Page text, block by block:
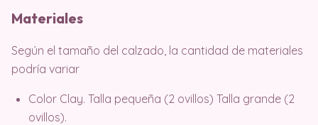
Materiales
Según el tamaño del calzado, la cantidad de materiales
podría variar
Color Clay. Talla pequeña (2 ovillos) Talla grande (2
ovillos).